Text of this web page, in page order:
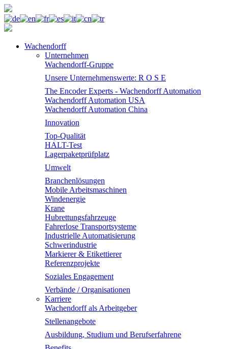
Wachendorff
Unternehmen
Wachendorff-Gruppe
Unsere Unternehmenswerte: R O S E
The Encoder Experts - Wachendorff Automation
Wachendorff Automation USA
Wachendorff Automation China
Innovation
Top-Qualität
HALT-Test
Lagerpaketprüfplatz
Umwelt
Branchenlösungen
Mobile Arbeitsmaschinen
Windenergie
Krane
Hubrettungsfahrzeuge
Fahrerlose Transportsysteme
Industrielle Automatisierung
Schwerindustrie
Markierer & Etikettierer
Referenzprojekte
Soziales Engagement
Verbände / Organisationen
Karriere
Wachendorff als Arbeitgeber
Stellenangebote
Ausbildung, Studium und Berufserfahrene